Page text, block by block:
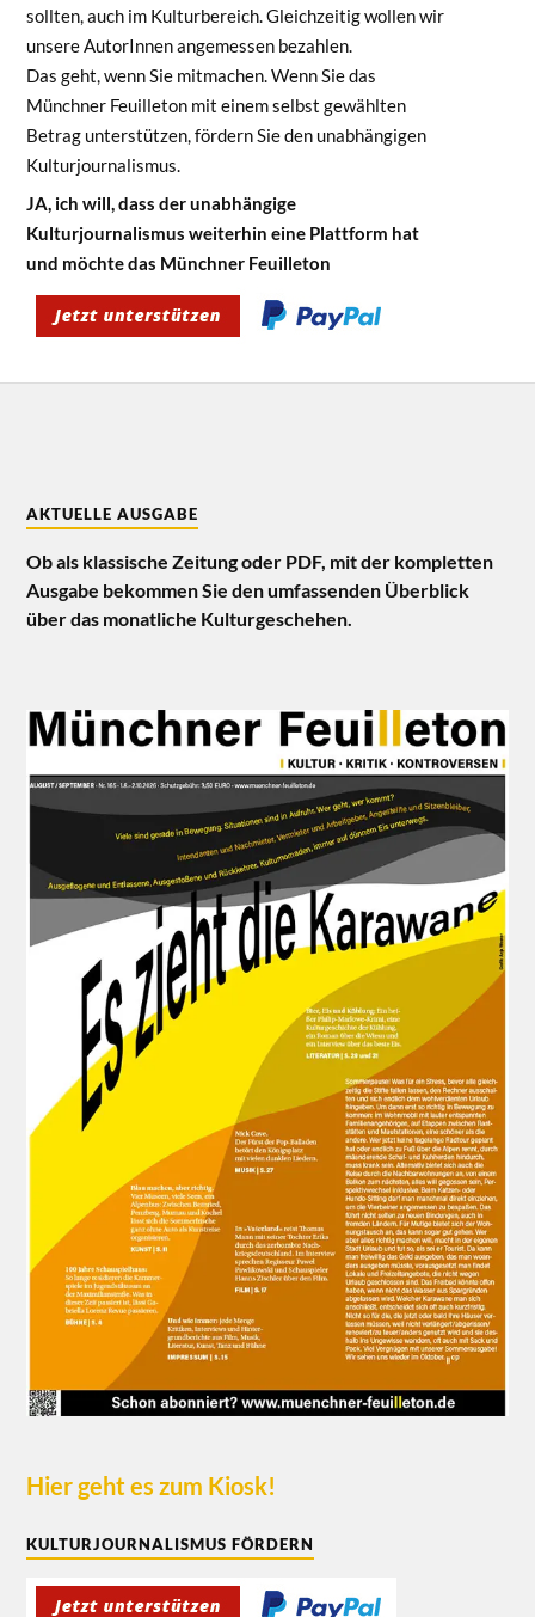
sollten, auch im Kulturbereich. Gleichzeitig wollen wir
unsere AutorInnen angemessen bezahlen.
Das geht, wenn Sie mitmachen. Wenn Sie das
Münchner Feuilleton mit einem selbst gewählten
Betrag unterstützen, fördern Sie den unabhängigen
Kulturjournalismus.
JA, ich will, dass der unabhängige
Kulturjournalismus weiterhin eine Plattform hat
und möchte das Münchner Feuilleton
AKTUELLE AUSGABE
Ob als klassische Zeitung oder PDF, mit der kompletten
Ausgabe bekommen Sie den umfassenden Überblick
über das monatliche Kulturgeschehen.
Hier geht es zum Kiosk!
KULTURJOURNALISMUS FÖRDERN